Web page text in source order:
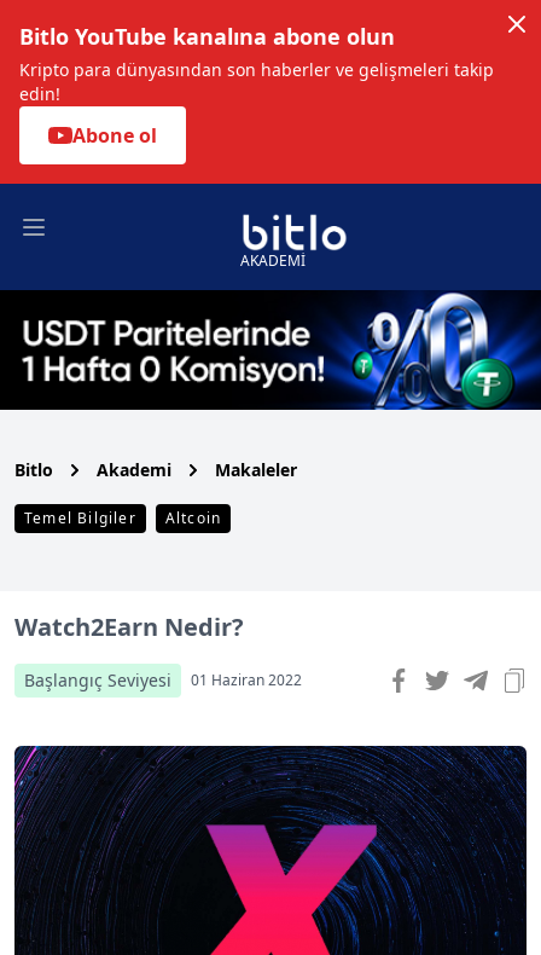
Bitlo YouTube kanalına abone olun
Kripto para dünyasından son haberler ve gelişmeleri takip
edin!
Abone ol
Open main menu
AKADEMİ
Bitlo Akademi Makaleler
Temel Bilgiler Altcoin
Watch2Earn Nedir?
Başlangıç Seviyesi 01 Haziran 2022